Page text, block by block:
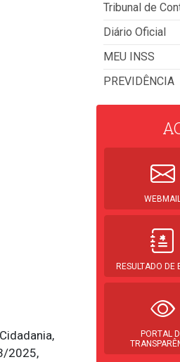
2025,
Tribunal de
Diário Oficial
MEU INSS
PREVIDÊNCIA
RESULTADO DE
PORTAL